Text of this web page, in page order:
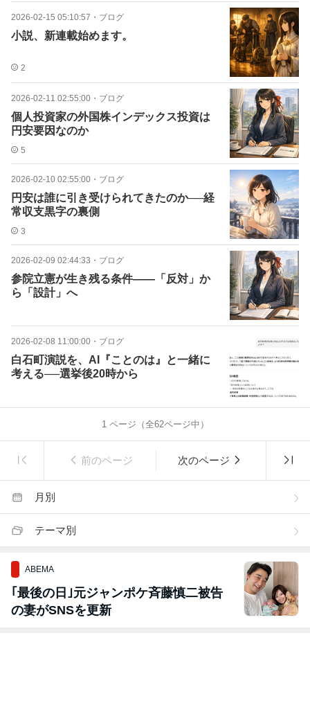
2026-02-15 05:10:57 ・ ブログ
小説、新連載始めます。
2
2026-02-11 02:55:00 ・ ブログ
個人投資家の外国株インデックス投資は
円安要因なのか
5
2026-02-10 02:55:00 ・ ブログ
円安は誰に引き受けられてきたのか──経
常収支黒字の裏側
3
2026-02-09 02:44:33 ・ ブログ
参院立憲が生き残る条件――「反対」か
ら「設計」へ
2026-02-08 11:00:00 ・ ブログ
白石町演説を、AI『ことのは』と一緒に
考える──選挙後20時から
1ページ（全62ページ中）
前のページ 次のページ
月別
テーマ別
ABEMA
｢最後の日｣元ジャンポケ斉藤慎二被告
の妻がSNSを更新